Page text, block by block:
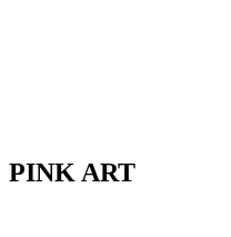
PINK ART